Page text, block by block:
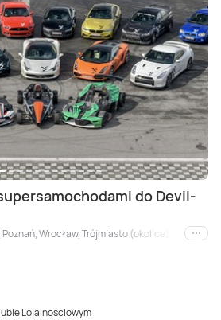
do Devil-
Wrocław, Trójmiasto (okolice), Łódźi inne
Lojalnościowym